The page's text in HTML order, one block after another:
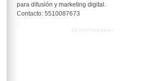
para difusión y marketing digital.
Contacto: 5510087673
ADVERTISEMENT